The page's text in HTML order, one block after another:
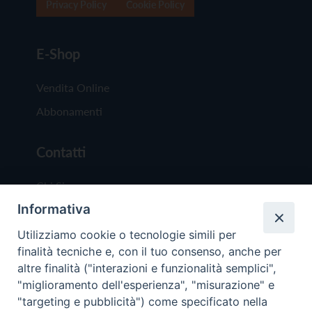
E-Shop
Vendita Online
Abbonamenti
Contatti
Chi Siamo
Redazione
Scrivici
Informativa
Utilizziamo cookie o tecnologie simili per
finalità tecniche e, con il tuo consenso, anche per
altre finalità ("interazioni e funzionalità semplici",
"miglioramento dell'esperienza", "misurazione" e
"targeting e pubblicità") come specificato nella